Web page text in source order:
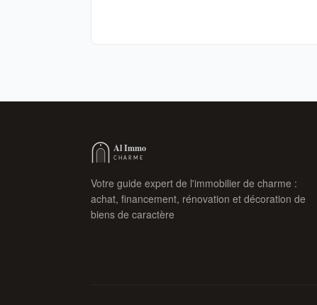
Votre guide expert de l'immobilier de charme :
achat, financement, rénovation et décoration de
biens de caractère